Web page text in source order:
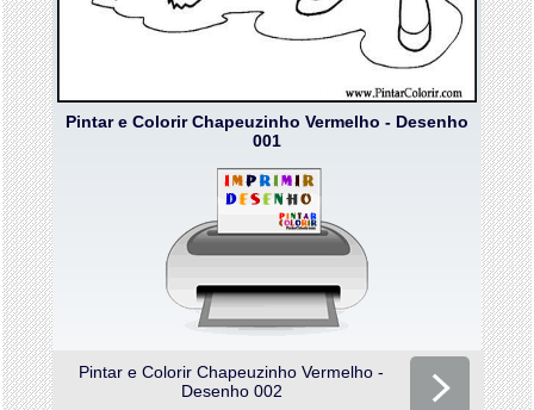
Pintar e Colorir Chapeuzinho Vermelho - Desenho
001
Pintar e Colorir Chapeuzinho Vermelho -
Desenho 002